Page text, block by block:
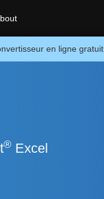
en ligne gratuit
® Excel